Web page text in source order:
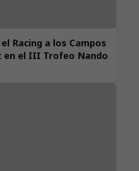
Racing a los Campos
en el III Trofeo Nando